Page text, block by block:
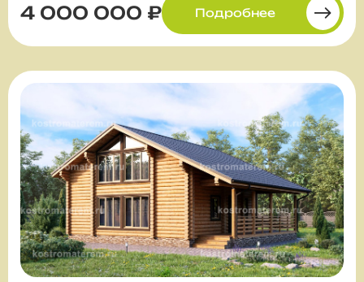
4 000 000 ₽ Подробнее